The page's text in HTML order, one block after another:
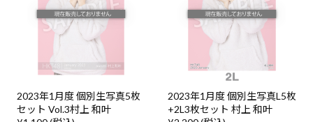
2023年1月度 個別生写真5枚
セット Vol.3村上 和叶
2023年1月度 個別生写真L5枚
+2L3枚セット 村上 和叶